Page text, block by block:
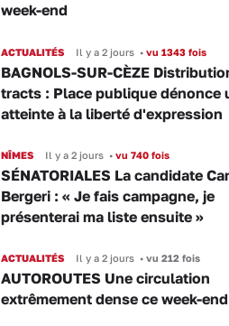
week-end
ACTUALITÉS Il y a 2 jours •vu 1343 fois
BAGNOLS-SUR-CÈZE
tracts : Place publique dénonce
atteinte à la liberté d'expression
NÎMES Il y a 2 jours •vu 740 fois
SÉNATORIALES La candidate
Bergeri : « Je fais campagne, je
présenterai ma liste ensuite »
ACTUALITÉS Il y a 2 jours •vu 212 fois
AUTOROUTES Une circulation
extrêmement dense ce week-end